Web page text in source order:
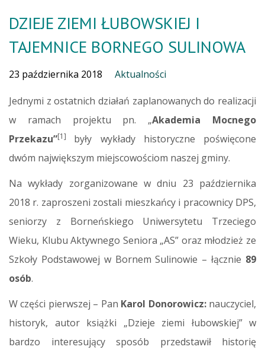
DZIEJE ZIEMI ŁUBOWSKIEJ I
TAJEMNICE BORNEGO SULINOWA
23 października 2018 Aktualności
Jednymi z ostatnich działań zaplanowanych do realizacji
w ramach projektu pn. „Akademia Mocnego
Przekazu”[1] były wykłady historyczne poświęcone
dwóm największym miejscowościom naszej gminy.
Na wykłady zorganizowane w dniu 23 października
2018 r. zaproszeni zostali mieszkańcy i pracownicy DPS,
seniorzy z Borneńskiego Uniwersytetu Trzeciego
Wieku, Klubu Aktywnego Seniora „AS” oraz młodzież ze
Szkoły Podstawowej w Bornem Sulinowie – łącznie 89
osób.
W części pierwszej – Pan Karol Donorowicz:nauczyciel,
historyk, autor książki „Dzieje ziemi łubowskiej” w
bardzo interesujący sposób przedstawił historię